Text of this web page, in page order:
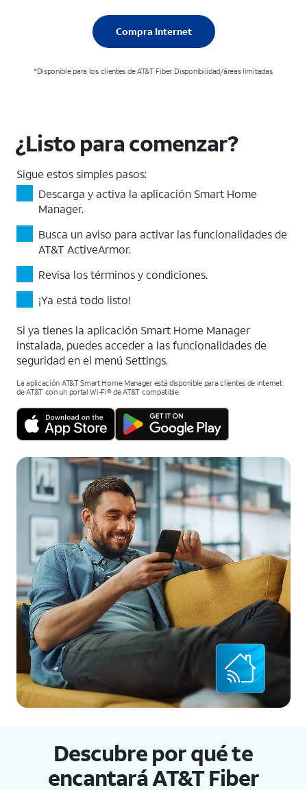
Compra Internet
*Disponible para los clientes de AT&T Fiber. Disponibilidad/áreas limitadas.
¿Listo para comenzar?
Sigue estos simples pasos:
Descarga y activa la aplicación Smart Home
Manager.
Busca un aviso para activar las funcionalidades de
AT&T ActiveArmor.
Revisa los términos y condiciones.
¡Ya está todo listo!
Si ya tienes la aplicación Smart Home Manager
instalada, puedes acceder a las funcionalidades de
seguridad en el menú Settings.
La aplicación AT&T Smart Home Manager está disponible para clientes de internet
de AT&T con un portal Wi-Fi® de AT&T compatible.
Descubre por qué te
encantará AT&T Fiber